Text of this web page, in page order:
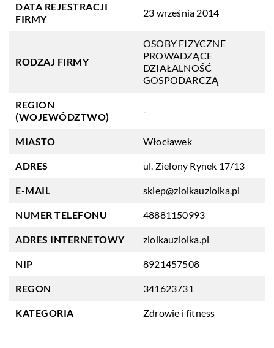
DATA REJESTRACJI
FIRMY
23 września 2014
RODZAJ FIRMY
OSOBY FIZYCZNE
PROWADZĄCE
DZIAŁALNOŚĆ
GOSPODARCZĄ
REGION
(WOJEWÓDZTWO)
-
MIASTO Włocławek
ADRES ul. Zielony Rynek 17/13
E-MAIL sklep@ziolkauziolka.pl
NUMER TELEFONU 48881150993
ADRES INTERNETOWY ziolkauziolka.pl
NIP 8921457508
REGON 341623731
KATEGORIA Zdrowie i fitness